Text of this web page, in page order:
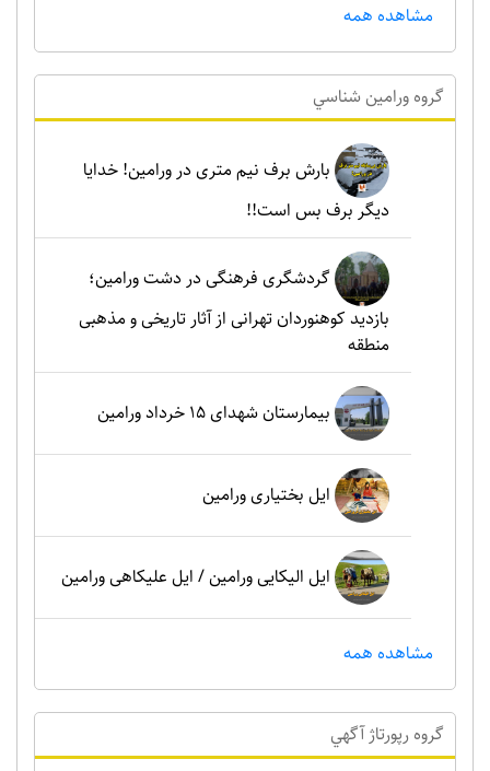
مشاهده همه
گروه ورامين شناسي
بارش برف نیم متری در ورامین! خدایا
دیگر برف بس است!!
گردشگری فرهنگی در دشت ورامین؛
بازدید کوهنوردان تهرانی از آثار تاریخی و مذهبی
منطقه
بیمارستان شهدای 15 خرداد ورامین
ایل بختیاری ورامین
ایل الیکایی ورامین / ایل علیکاهی ورامین
مشاهده همه
گروه رپورتاژ آگهي